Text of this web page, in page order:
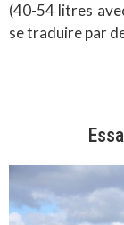
(40-54 litres
se traduire par